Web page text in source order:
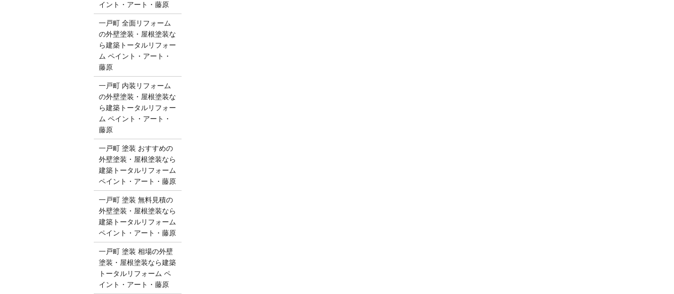
イント・アート・藤原
一戸町 全面リフォーム
の外壁塗装・屋根塗装な
ら建築トータルリフォー
ム ペイント・アート・
藤原
一戸町 内装リフォーム
の外壁塗装・屋根塗装な
ら建築トータルリフォー
ム ペイント・アート・
藤原
一戸町 塗装 おすすめの
外壁塗装・屋根塗装なら
建築トータルリフォーム
ペイント・アート・藤原
一戸町 塗装 無料見積の
外壁塗装・屋根塗装なら
建築トータルリフォーム
ペイント・アート・藤原
一戸町 塗装 相場の外壁
塗装・屋根塗装なら建築
トータルリフォーム ペ
イント・アート・藤原